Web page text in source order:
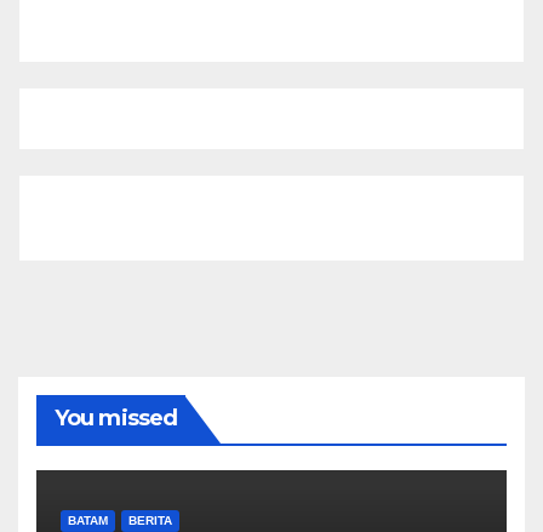
You missed
BATAM BERITA